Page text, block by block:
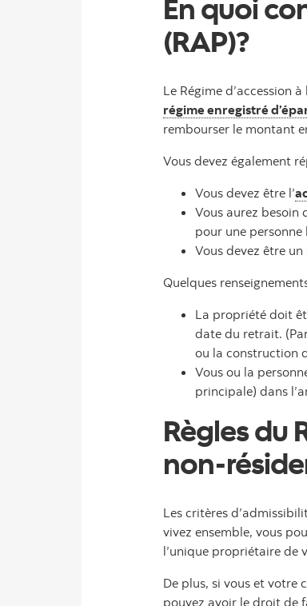
En quoi
(RAP)?
Le Régime d’accession
régime enregistré
rembourser le montant
Vous devez également
Vous devez être l’
Vous aurez besoin
pour une
Vous devez être
Quelques
La propriété doit
date du retrait.
ou la construction
Vous ou la
principale) dans
Règles du
non-
Les critères
vivez ensemble, vous
l’unique propriétaire de
De plus, si vous et votre
pouvez avoir le droit de